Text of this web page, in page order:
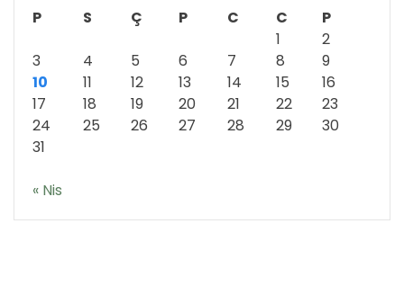
P
S Ç P C C
P
1
2
3
4 5 6 7 8
9
10
11 12 13 14 15
16
17
18 19 20 21 22
23
24
25 26 27 28 29
30
31
« Nis